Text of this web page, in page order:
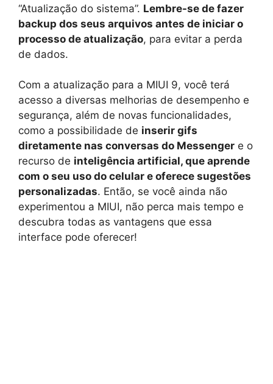
“Atualização do sistema”. Lembre-se de fazer
backup dos seus arquivos antes de iniciar o
processo de atualização, para evitar a perda
de dados.
Com a atualização para a MIUI 9, você terá
acesso a diversas melhorias de desempenho e
segurança, além de novas funcionalidades,
como a possibilidade de inserir gifs
diretamente nas conversas do Messenger e o
recurso de inteligência artificial, que aprende
com o seu uso do celular e oferece sugestões
personalizadas. Então, se você ainda não
experimentou a MIUI, não perca mais tempo e
descubra todas as vantagens que essa
interface pode oferecer!